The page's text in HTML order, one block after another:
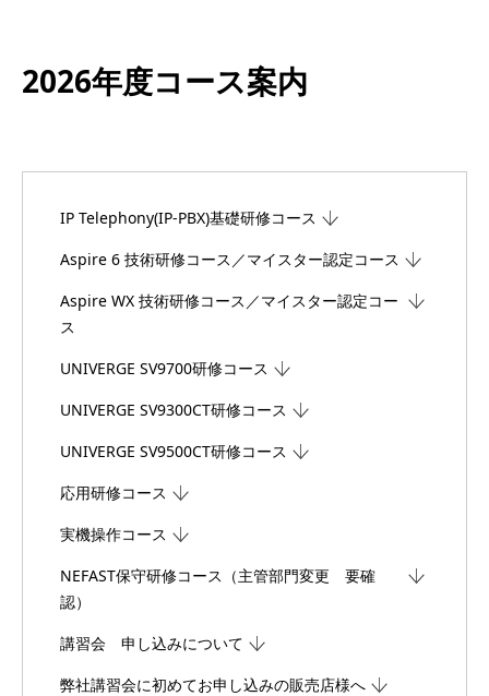
2026年度コース案内
IP Telephony(IP-PBX)基礎研修コース
Aspire 6 技術研修コース／マイスター認定コース
Aspire WX 技術研修コース／マイスター認定コー
ス
UNIVERGE SV9700研修コース
UNIVERGE SV9300CT研修コース
UNIVERGE SV9500CT研修コース
応用研修コース
実機操作コース
NEFAST保守研修コース（主管部門変更 要確
認）
講習会 申し込みについて
弊社講習会に初めてお申し込みの販売店様へ